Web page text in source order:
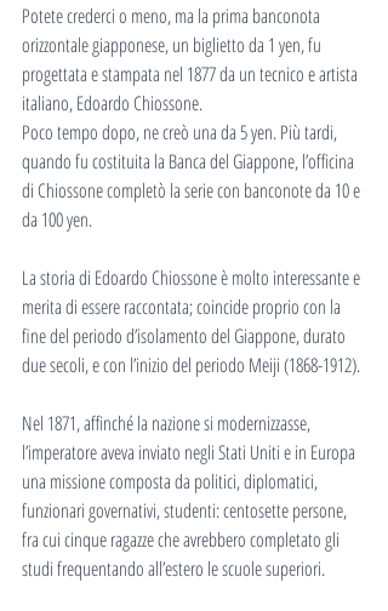
Potete crederci o meno, ma la prima banconota
orizzontale giapponese, un biglietto da 1 yen, fu
progettata e stampata nel 1877 da un tecnico e artista
italiano, Edoardo Chiossone.
Poco tempo dopo, ne creò una da 5 yen. Più tardi,
quando fu costituita la Banca del Giappone, l’officina
di Chiossone completò la serie con banconote da 10 e
da 100 yen.
La storia di Edoardo Chiossone è molto interessante e
merita di essere raccontata; coincide proprio con la
fine del periodo d’isolamento del Giappone, durato
due secoli, e con l’inizio del periodo Meiji (1868-1912).
Nel 1871, affinché la nazione si modernizzasse,
l’imperatore aveva inviato negli Stati Uniti e in Europa
una missione composta da politici, diplomatici,
funzionari governativi, studenti: centosette persone,
fra cui cinque ragazze che avrebbero completato gli
studi frequentando all’estero le scuole superiori.